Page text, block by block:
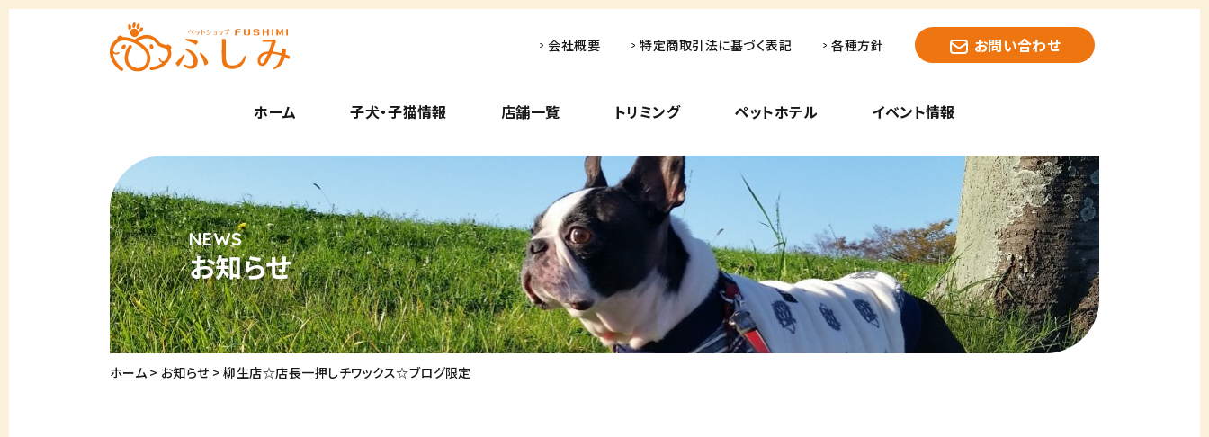
ホーム 子犬・子猫情報 店舗一覧 トリミング ペットホテル イベント情報
会社概要 特定商取引法に基づく表記 各種方針 お問い合わせ
お知らせ
ホーム お知らせ 柳生店☆店長一押しチワックス☆ブログ限定